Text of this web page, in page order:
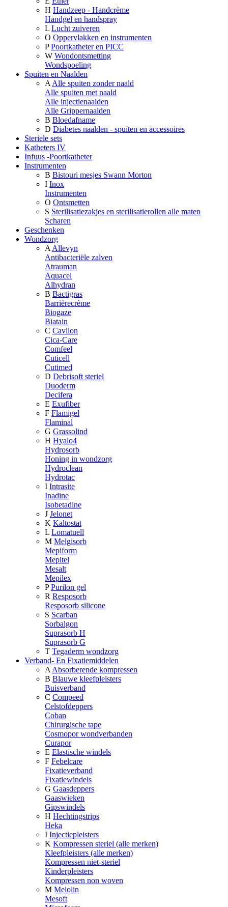
H Handzeep - Handcrème
Handgel en handspray
L Lucht zuiveren
O Oppervlakken en instrumenten
P Poortkatheter en PICC
W Wondontsmetting
Wondspoeling
Spuiten en Naalden
A Alle spuiten zonder naald
Alle spuiten met naald
Alle injectienaalden
Alle Grippernaalden
B Bloedafname
D Diabetes naalden - spuiten en accessoires
Steriele sets
Katheters IV
Infuus -Poortkatheter
Instrumenten
B Bistouri mesjes Swann Morton
I Inox
Instrumenten
O Ontsmetten
S Sterilisatiezakjes en sterilisatierollen alle maten
Scharen
Geschenken
Wondzorg
A Allevyn
Antibacteriële zalven
Atrauman
Aquacel
Alhydran
B Bactigras
Barrièrecrème
Biogaze
Biatain
C Cavilon
Cica-Care
Comfeel
Cuticell
Cutimed
D Debrisoft steriel
Duoderm
Decifera
E Exufiber
F Flamigel
Flaminal
G Grassolind
H Hyalo4
Hydrosorb
Honing in wondzorg
Hydroclean
Hydrotac
I Intrasite
Inadine
Isobetadine
J Jelonet
K Kaltostat
L Lomatuell
M Melgisorb
Mepiform
Mepitel
Mesalt
Mepilex
P Purilon gel
R Resposorb
Resposorb silicone
S Scarban
Sorbalgon
Suprasorb H
Suprasorb G
T Tegaderm wondzorg
Verband- En Fixatiemiddelen
A Absorberende kompressen
B Blauwe kleefpleisters
Buisverband
C Compeed
Celstofdeppers
Coban
Chirurgische tape
Cosmopor wondverbanden
Curapor
E Elastische windels
F Febelcare
Fixatieverband
Fixatiewindels
G Gaasdeppers
Gaaswieken
Gipswindels
H Hechtingstrips
Heka
I Injectiepleisters
K Kompressen steriel (alle merken)
Kleefpleisters (alle merken)
Kompressen niet-steriel
Kinderpleisters
Kompressen non woven
M Melolin
Mesoft